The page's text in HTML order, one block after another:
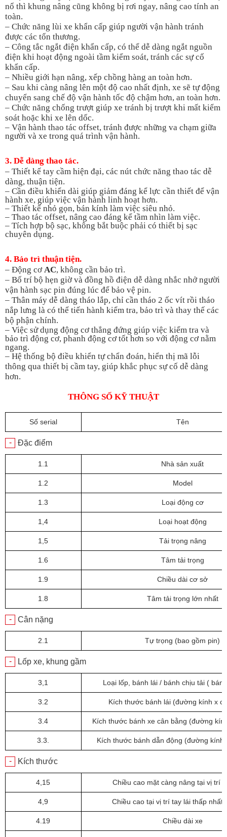
nổ thì khung nâng cũng không bị rơi ngay, nâng cao tính an
toàn.
– Chức năng lùi xe khẩn cấp giúp người vận hành tránh
được các tổn thương.
– Công tắc ngắt điện khẩn cấp, có thể dễ dàng ngắt nguồn
điện khi hoạt động ngoài tầm kiểm soát, tránh các sự cố
khẩn cấp.
– Nhiều giới hạn nâng, xếp chồng hàng an toàn hơn.
– Sau khi càng nâng lên một độ cao nhất định, xe sẽ tự động
chuyển sang chế độ vận hành tốc độ chậm hơn, an toàn hơn.
– Chức năng chống trượt giúp xe tránh bị trượt khi mất kiểm
soát hoặc khi xe lên dốc.
– Vận hành thao tác offset, tránh được những va chạm giữa
người và xe trong quá trình vận hành.
3. Dễ dàng thao tác.
– Thiết kế tay cầm hiện đại, các nút chức năng thao tác dễ
dàng, thuận tiện.
– Cần điều khiển dài giúp giảm đáng kể lực cần thiết để vận
hành xe, giúp việc vận hành linh hoạt hơn.
– Thiết kế nhỏ gọn, bán kính làm việc siêu nhỏ.
– Thao tác offset, nâng cao đáng kể tầm nhìn làm việc.
– Tích hợp bộ sạc, không bắt buộc phải có thiết bị sạc
chuyên dụng.
4. Bảo trì thuận tiện.
– Động cơAC, không cần bảo trì.
– Bố trí bộ hẹn giờ và đồng hồ điện dễ dàng nhắc nhở người
vận hành sạc pin đúng lúc để bảo vệ pin.
– Thân máy dễ dàng tháo lắp, chỉ cần tháo 2 ốc vít rồi tháo
nắp lưng là có thể tiến hành kiểm tra, bảo trì và thay thế các
bộ phận chính.
– Việc sử dụng động cơ thẳng đứng giúp việc kiểm tra và
bảo trì động cơ, phanh động cơ tốt hơn so với động cơ nằm
ngang.
– Hệ thống bộ điều khiển tự chẩn đoán, hiển thị mã lỗi
thông qua thiết bị cầm tay, giúp khắc phục sự cố dễ dàng
hơn.
THÔNG SỐ KỸ THUẬT
Số serial Tên
- Đặc điểm
1.1 Nhà sản xuất
1.2 Model
1.3 Loại động cơ
1,4 Loại hoạt động
1,5 Tải trọng nâng
1.6 Tâm tải trọng
1.9 Chiều dài cơ sở
1.8 Tâm tải trọng lớn nhất
- Cân nặng
2.1 Tự trọng (bao gồm pin)
- Lốp xe, khung gầm
3,1 Loại lốp, bánh lái / bánh chịu tải (
3.2 Kích thước bánh lái (đường kính x
3.4 Kích thước bánh xe cân bằng (đường
3.3. Kích thước bánh dẫn động (đường kính
- Kích thước
4,15 Chiều cao mặt càng nâng tại vị trí
4,9 Chiều cao tại vị trí tay lái thấp nhất/
4.19 Chiều dài xe